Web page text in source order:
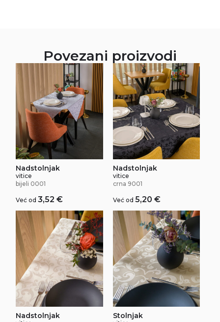
Povezani proizvodi
Nadstolnjak
vitice
bijeli 0001
Već od3,52€
Nadstolnjak
vitice
crna 9001
Već od 5,20 €
Nadstolnjak Stolnjak